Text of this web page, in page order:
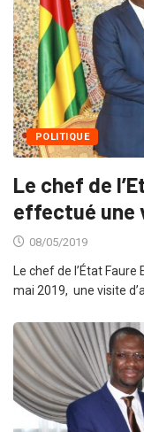
POLITIQUE
Le chef de
effectué une
08/05/2019
Le chef de l’État
mai 2019, une visite